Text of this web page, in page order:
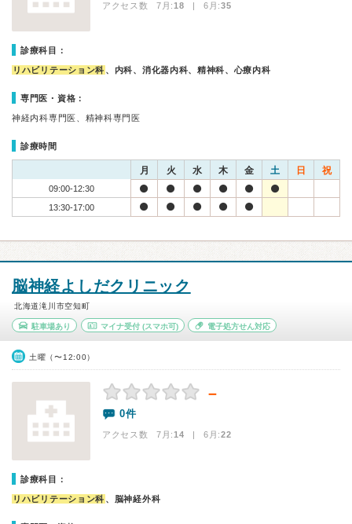
アクセス数 7月:18 | 6月:35
診療科目：
リハビリテーション科 、内科、消化器内科、精神科、心療内科
専門医・資格：
神経内科専門医、精神科専門医
診療時間
月 火 水 木 金 土 日 祝
09:00-12:30
13:30-17:00
脳神経よしだクリニック
北海道滝川市空知町
駐車場あり マイナ受付(スマホ可) 電子処方せん対応
土曜（〜12:00）
－
0件
アクセス数 7月:14 | 6月:22
診療科目：
リハビリテーション科 、脳神経外科